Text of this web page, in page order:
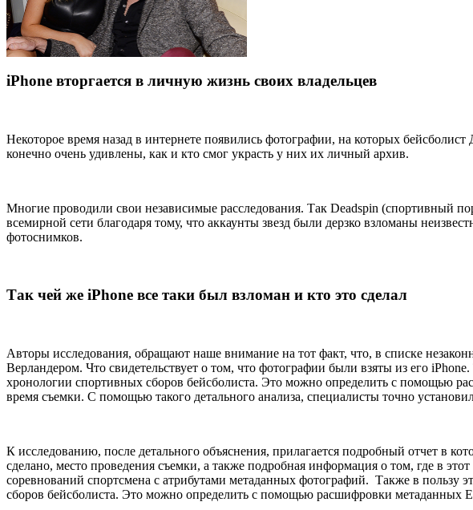
iPhone вторгается в личную жизнь своих владельцев
Некоторое время назад в интернете появились фотографии, на которых
конечно очень удивлены, как и кто смог украсть у них их личный архив.
Многие проводили свои независимые расследования. Так Deadspin (спортивный
всемирной сети благодаря тому, что аккаунты звезд были дерзко взломаны
фотоснимков.
Так чей же iPhone все таки был взломан и кто это сделал
Авторы исследования, обращают наше внимание на тот факт, что, в списке
Верландером. Что свидетельствует о том, что фотографии были взяты из его
хронологии спортивных сборов бейсболиста. Это можно определить с помощью
время съемки. С помощью такого детального анализа, специалисты точно
К исследованию, после детального объяснения, прилагается подробный отчет в
сделано, место проведения съемки, а также подробная информация о том, где в
соревнований спортсмена с атрибутами метаданных фотографий. Также в пользу
сборов бейсболиста. Это можно определить с помощью расшифровки метаданных